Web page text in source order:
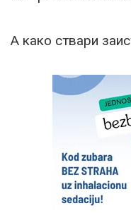
А како ствари